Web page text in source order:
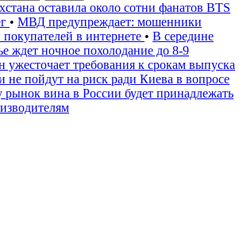
оставила около сотни фанатов BTS
• МВД предупреждает: мошенники
покупателей в интернете • В середине
ждет ночное похолодание до 8-9
ужесточает требования к срокам выпуска
не пойдут на риск ради Киева в вопросе
рынок вина в России будет принадлежать